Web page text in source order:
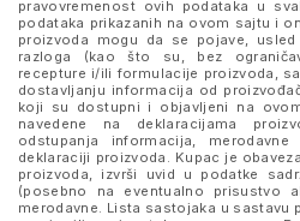
pravovremenost ovih podataka u
podataka prikazanih na ovom sajtu i
proizvoda mogu da se pojave,
razloga (kao što su, bez
recepture i/ili formulacije proizvoda,
dostavljanju informacija od
koji su dostupni i objavljeni na
navedene na deklaracijama
odstupanja informacija,
deklaraciji proizvoda. Kupac je
proizvoda, izvrši uvid u podatke
(posebno na eventualno prisustvo
merodavne. Lista sastojaka u sastavu